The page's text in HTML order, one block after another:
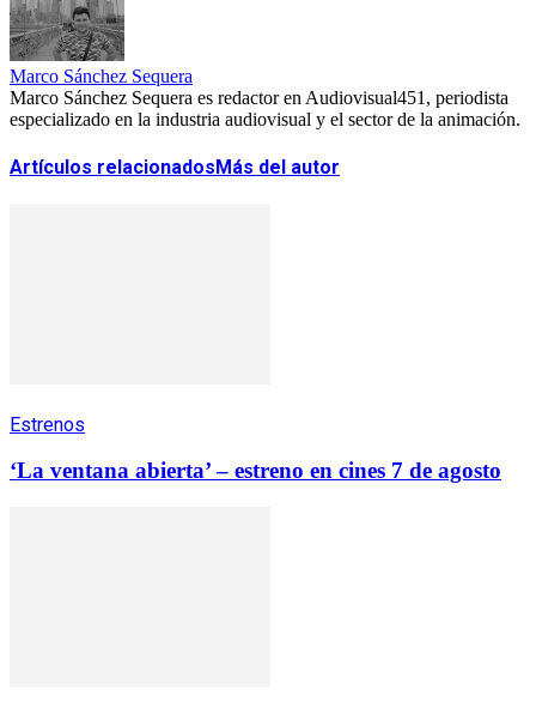
Marco Sánchez Sequera
Marco Sánchez Sequera es redactor en Audiovisual451, periodista
especializado en la industria audiovisual y el sector de la animación.
Artículos relacionados Más del autor
Estrenos
‘La ventana abierta’ – estreno en cines 7 de agosto